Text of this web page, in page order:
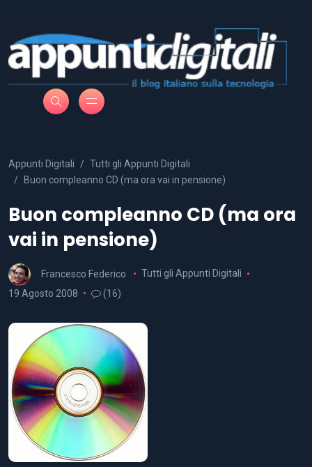
Appunti Digitali
Tutti gli Appunti Digitali
Buon compleanno CD (ma ora vai in pensione)
Buon compleanno CD (ma ora
vai in pensione)
Francesco Federico
Tutti gli Appunti Digitali
19 Agosto 2008
(16)